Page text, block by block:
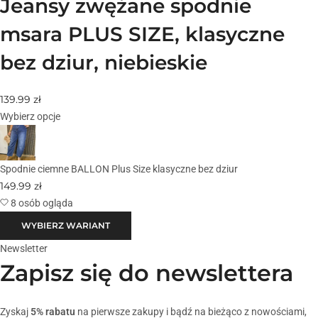
Jeansy zwężane spodnie
msara PLUS SIZE, klasyczne
bez dziur, niebieskie
139.99 zł
Wybierz opcje
Spodnie ciemne BALLON Plus Size klasyczne bez dziur
149.99 zł
8 osób ogląda
WYBIERZ WARIANT
Newsletter
Zapisz się do newslettera
Zyskaj 5% rabatu na pierwsze zakupy i bądź na bieżąco z nowościami,